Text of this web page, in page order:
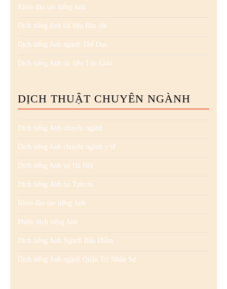
Khóa đào tạo tiếng Anh
Dịch tiếng Anh tài liệu Báo chí
Dịch tiếng Anh ngành Thể Dục
Dịch tiếng Anh tài liệu Tôn Giáo
DỊCH THUẬT CHUYÊN NGÀNH
Dịch tiếng Anh chuyên ngành
Dịch tiếng Anh chuyên ngành y tế
Dịch tiếng Anh tại Hà Nội
Dịch tiếng Anh tại Tphcm
Khóa đào tạo tiếng Anh
Phiên dịch tiếng Anh
Dịch tiếng Anh Ngành Bảo Hiểm
Dịch tiếng Anh ngành Quản Trị Nhân Sự